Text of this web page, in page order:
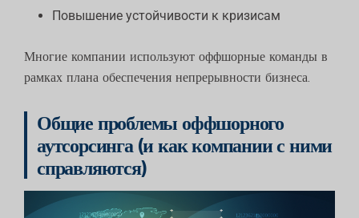
Повышение устойчивости к кризисам
Многие компании используют оффшорные команды в
рамках плана обеспечения непрерывности бизнеса.
Общие проблемы оффшорного
аутсорсинга (и как компании с ними
справляются)